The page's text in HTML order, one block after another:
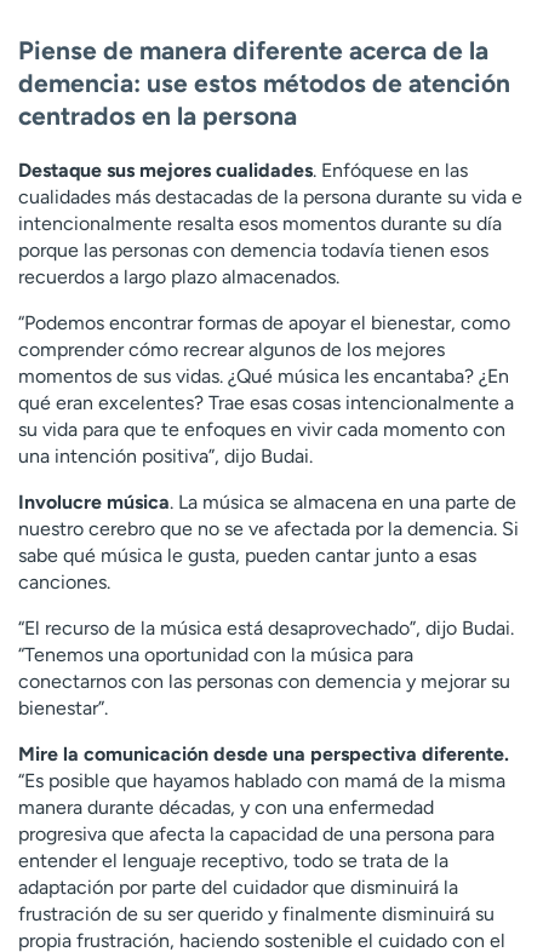
Piense de manera diferente acerca de la
demencia: use estos métodos de atención
centrados en la persona
Destaque sus mejores cualidades. Enfóquese en las
cualidades más destacadas de la persona durante su vida e
intencionalmente resalta esos momentos durante su día
porque las personas con demencia todavía tienen esos
recuerdos a largo plazo almacenados.
“Podemos encontrar formas de apoyar el bienestar, como
comprender cómo recrear algunos de los mejores
momentos de sus vidas. ¿Qué música les encantaba? ¿En
qué eran excelentes? Trae esas cosas intencionalmente a
su vida para que te enfoques en vivir cada momento con
una intención positiva”, dijo Budai.
Involucre música. La música se almacena en una parte de
nuestro cerebro que no se ve afectada por la demencia. Si
sabe qué música le gusta, pueden cantar junto a esas
canciones.
“El recurso de la música está desaprovechado”, dijo Budai.
“Tenemos una oportunidad con la música para
conectarnos con las personas con demencia y mejorar su
bienestar”.
Mire la comunicación desde una perspectiva diferente.
“Es posible que hayamos hablado con mamá de la misma
manera durante décadas, y con una enfermedad
progresiva que afecta la capacidad de una persona para
entender el lenguaje receptivo, todo se trata de la
adaptación por parte del cuidador que disminuirá la
frustración de su ser querido y finalmente disminuirá su
propia frustración, haciendo sostenible el cuidado con el